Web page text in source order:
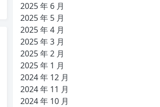
2025 年 6 月
2025 年 5 月
2025 年 4 月
2025 年 3 月
2025 年 2 月
2025 年 1 月
2024 年 12 月
2024 年 11 月
2024 年 10 月